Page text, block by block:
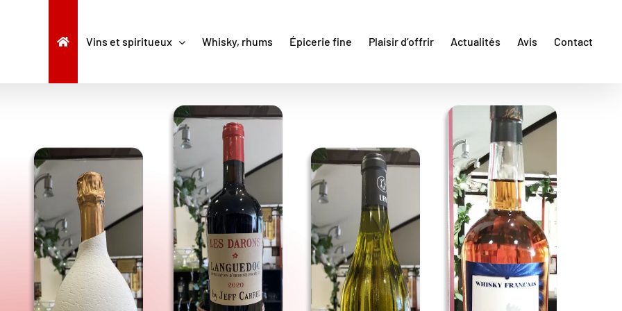
Vins et spiritueux Whisky, rhums Épicerie fine Plaisir d’offrir Actualités Avis Contact